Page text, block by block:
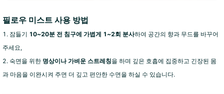
필로우 미스트 사용 방법
1. 잠들기 10~20분 전 침구에 가볍게 1~2회 분사하여 공간의 향과 무드를 바꾸어
주세요,
2. 숙면을 위한 명상이나 가벼운 스트레칭을 하며 깊은 호흡에 집중하고 긴장된 몸
과 마음을 이완시켜 주면 더 깊고 편안한 수면을 하실 수 있습니다.